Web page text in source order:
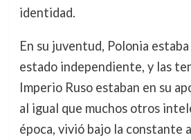
identidad.
En su juventud, Polonia
estado independiente, y las
Imperio Ruso estaban en su
al igual que muchos otros
época, vivió bajo la constante